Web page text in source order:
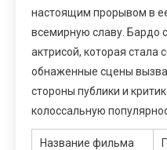
настоящим прорывом в
всемирную славу. Бардо
актрисой, которая стала
обнаженные сцены
стороны публики и
колоссальную
Название фильма